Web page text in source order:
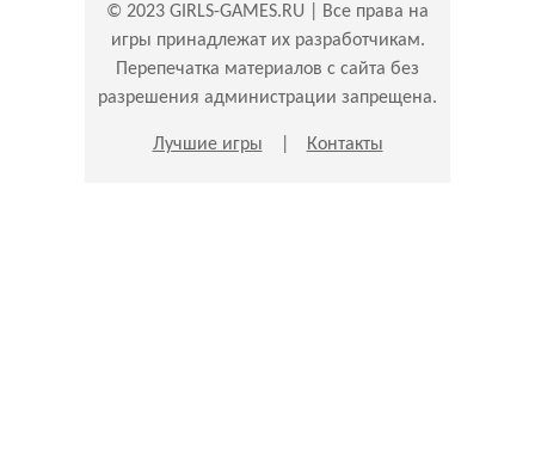
© 2023 GIRLS-GAMES.RU | Все права на
игры принадлежат их разработчикам.
Перепечатка материалов с сайта без
разрешения администрации запрещена.
Лучшие игры Контакты